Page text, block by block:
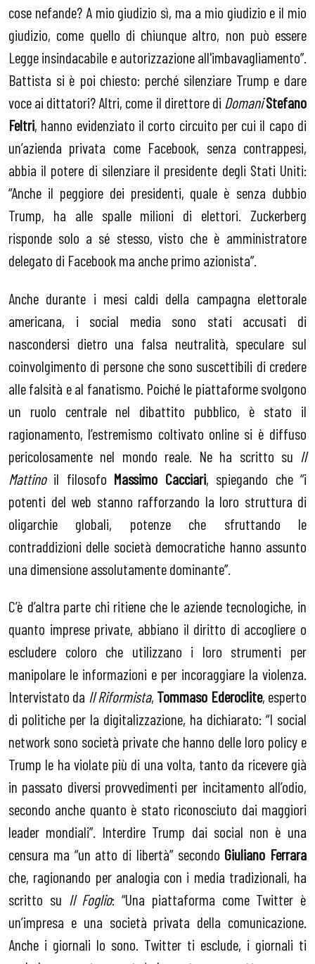
cose nefande? A mio giudizio sì, ma a mio giudizio e il mio
giudizio, come quello di chiunque altro, non può essere
Legge insindacabile e autorizzazione all'imbavagliamento”.
Battista si è poi chiesto: perché silenziare Trump e dare
voce ai dittatori? Altri, come il direttore di DomaniStefano
Feltri, hanno evidenziato il corto circuito per cui il capo di
un’azienda privata come Facebook, senza contrappesi,
abbia il potere di silenziare il presidente degli Stati Uniti:
“Anche il peggiore dei presidenti, quale è senza dubbio
Trump, ha alle spalle milioni di elettori. Zuckerberg
risponde solo a sé stesso, visto che è amministratore
delegato di Facebook ma anche primo azionista”.
Anche durante i mesi caldi della campagna elettorale
americana, i social media sono stati accusati di
nascondersi dietro una falsa neutralità, speculare sul
coinvolgimento di persone che sono suscettibili di credere
alle falsità e al fanatismo. Poiché le piattaforme svolgono
un ruolo centrale nel dibattito pubblico, è stato il
ragionamento, l’estremismo coltivato online si è diffuso
pericolosamente nel mondo reale. Ne ha scritto su Il
Mattinoil filosofo Massimo Cacciari, spiegando che “i
potenti del web stanno rafforzando la loro struttura di
oligarchie globali, potenze che sfruttando le
contraddizioni delle società democratiche hanno assunto
una dimensione assolutamente dominante”.
C’è d’altra parte chi ritiene che le aziende tecnologiche, in
quanto imprese private, abbiano il diritto di accogliere o
escludere coloro che utilizzano i loro strumenti per
manipolare le informazioni e per incoraggiare la violenza.
Intervistato da Il Riformista, Tommaso Ederoclite, esperto
di politiche per la digitalizzazione, ha dichiarato: “I social
network sono società private che hanno delle loro policy e
Trump le ha violate più di una volta, tanto da ricevere già
in passato diversi provvedimenti per incitamento all’odio,
secondo anche quanto è stato riconosciuto dai maggiori
leader mondiali”. Interdire Trump dai social non è una
censura ma “un atto di libertà” secondo Giuliano Ferrara
che, ragionando per analogia con i media tradizionali, ha
scritto su Il Foglio: “Una piattaforma come Twitter è
un’impresa e una società privata della comunicazione.
Anche i giornali lo sono. Twitter ti esclude, i giornali ti